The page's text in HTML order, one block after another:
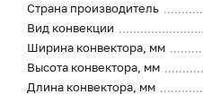
Страна производитель
Вид конвекции
Ширина конвектора, мм
Высота конвектора, мм
Длина конвектора, мм